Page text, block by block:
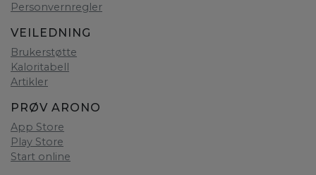
Personvernregler
VEILEDNING
Brukerstøtte
Kaloritabell
Artikler
PRØV ARONO
App Store
Play Store
Start online